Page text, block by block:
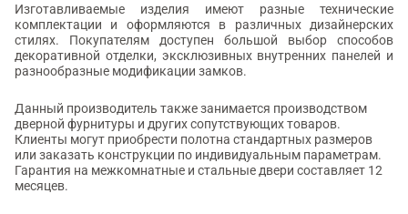
Изготавливаемые изделия имеют разные технические
комплектации и оформляются в различных дизайнерских
стилях. Покупателям доступен большой выбор способов
декоративной отделки, эксклюзивных внутренних панелей и
разнообразные модификации замков.
Данный производитель также занимается производством
дверной фурнитуры и других сопутствующих товаров.
Клиенты могут приобрести полотна стандартных размеров
или заказать конструкции по индивидуальным параметрам.
Гарантия на межкомнатные и стальные двери составляет 12
месяцев.